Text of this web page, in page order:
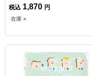
税込 1,870 円
在庫 ×